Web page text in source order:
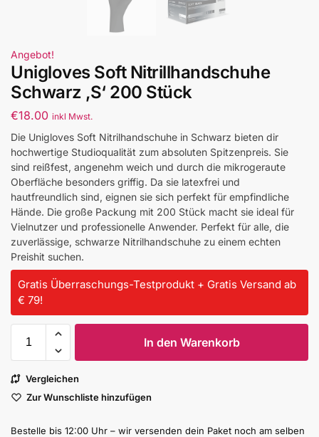
Angebot!
Unigloves Soft Nitrillhandschuhe
Schwarz ‚S‘ 200 Stück
€18.00 inkl Mwst.
Die Unigloves Soft Nitrilhandschuhe in Schwarz bieten dir
hochwertige Studioqualität zum absoluten Spitzenpreis. Sie
sind reißfest, angenehm weich und durch die mikrogeraute
Oberfläche besonders griffig. Da sie latexfrei und
hautfreundlich sind, eignen sie sich perfekt für empfindliche
Hände. Die große Packung mit 200 Stück macht sie ideal für
Vielnutzer und professionelle Anwender. Perfekt für alle, die
zuverlässige, schwarze Nitrilhandschuhe zu einem echten
Preishit suchen.
Gratis Überraschungs-Testprodukt + Gratis Versand ab
€ 79!
In den Warenkorb
Vergleichen
Zur Wunschliste hinzufügen
Bestelle bis 12:00 Uhr – wir versenden dein Paket noch am selben